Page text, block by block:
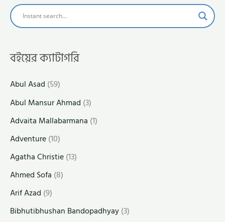
বইয়ের ক্যাটাগরি
Abul Asad (59)
Abul Mansur Ahmad (3)
Advaita Mallabarmana (1)
Adventure(10)
Agatha Christie(13)
Ahmed Sofa (8)
Arif Azad (9)
Bibhutibhushan Bandopadhyay(3)